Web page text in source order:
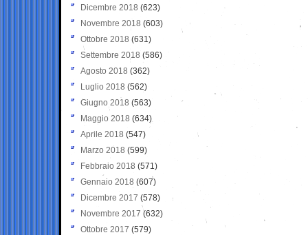
Dicembre 2018 (623)
Novembre 2018 (603)
Ottobre 2018 (631)
Settembre 2018 (586)
Agosto 2018 (362)
Luglio 2018 (562)
Giugno 2018 (563)
Maggio 2018 (634)
Aprile 2018 (547)
Marzo 2018 (599)
Febbraio 2018 (571)
Gennaio 2018 (607)
Dicembre 2017 (578)
Novembre 2017 (632)
Ottobre 2017 (579)